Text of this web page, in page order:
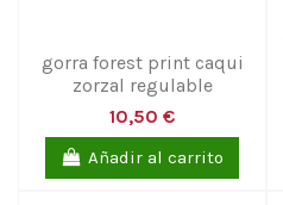
gorra forest print caqui
zorzal regulable
10,50 €
Añadir al carrito